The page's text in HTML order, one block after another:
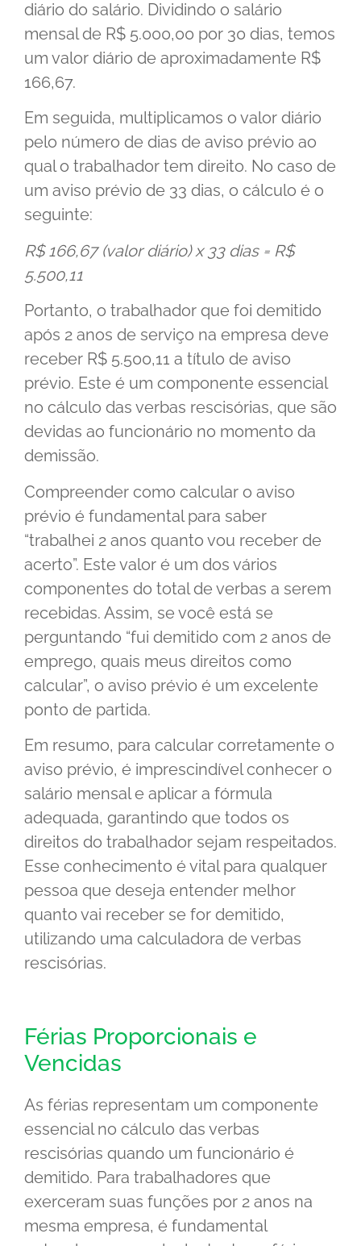
diário do salário. Dividindo o salário
mensal de R$ 5.000,00 por 30 dias, temos
um valor diário de aproximadamente R$
166,67.
Em seguida, multiplicamos o valor diário
pelo número de dias de aviso prévio ao
qual o trabalhador tem direito. No caso de
um aviso prévio de 33 dias, o cálculo é o
seguinte:
R$ 166,67 (valor diário) x 33 dias = R$
5.500,11
Portanto, o trabalhador que foi demitido
após 2 anos de serviço na empresa deve
receber R$ 5.500,11 a título de aviso
prévio. Este é um componente essencial
no cálculo das verbas rescisórias, que são
devidas ao funcionário no momento da
demissão.
Compreender como calcular o aviso
prévio é fundamental para saber
“trabalhei 2 anos quanto vou receber de
acerto”. Este valor é um dos vários
componentes do total de verbas a serem
recebidas. Assim, se você está se
perguntando “fui demitido com 2 anos de
emprego, quais meus direitos como
calcular”, o aviso prévio é um excelente
ponto de partida.
Em resumo, para calcular corretamente o
aviso prévio, é imprescindível conhecer o
salário mensal e aplicar a fórmula
adequada, garantindo que todos os
direitos do trabalhador sejam respeitados.
Esse conhecimento é vital para qualquer
pessoa que deseja entender melhor
quanto vai receber se for demitido,
utilizando uma calculadora de verbas
rescisórias.
Férias Proporcionais e
Vencidas
As férias representam um componente
essencial no cálculo das verbas
rescisórias quando um funcionário é
demitido. Para trabalhadores que
exerceram suas funções por 2 anos na
mesma empresa, é fundamental